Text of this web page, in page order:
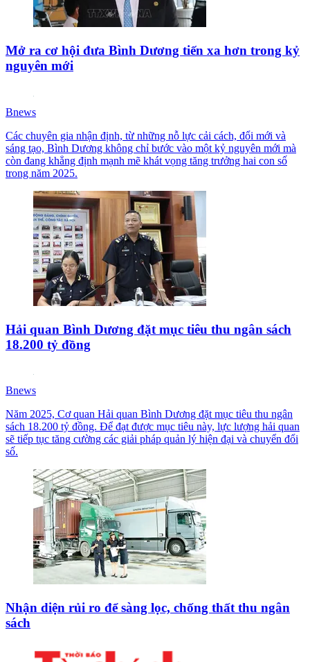
Mở ra cơ hội đưa Bình Dương tiến xa hơn trong kỷ
nguyên mới
Bnews
Các chuyên gia nhận định, từ những nỗ lực cải cách, đổi mới và
sáng tạo, Bình Dương không chỉ bước vào một kỷ nguyên mới mà
còn đang khẳng định mạnh mẽ khát vọng tăng trưởng hai con số
trong năm 2025.
Hải quan Bình Dương đặt mục tiêu thu ngân sách
18.200 tỷ đồng
Bnews
Năm 2025, Cơ quan Hải quan Bình Dương đặt mục tiêu thu ngân
sách 18.200 tỷ đồng. Để đạt được mục tiêu này, lực lượng hải quan
sẽ tiếp tục tăng cường các giải pháp quản lý hiện đại và chuyển đổi
số.
Nhận diện rủi ro để sàng lọc, chống thất thu ngân
sách